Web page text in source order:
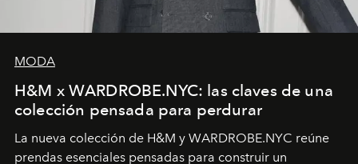
MODA
H&M x WARDROBE.NYC: las claves de una
colección pensada para perdurar
La nueva colección de H&M y WARDROBE.NYC reúne
prendas esenciales pensadas para construir un